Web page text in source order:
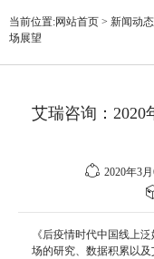
当前位置:网站首页 > 新闻动态
场展望
艾瑞咨询：2020
2020年3月
《后疫情时代中国线上
场的研究、数据积累以